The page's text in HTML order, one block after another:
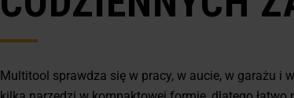
Multitool sprawdza się w pracy, w aucie, w garażu i